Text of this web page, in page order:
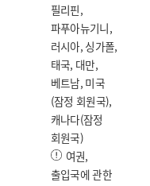
필리핀,
파푸아뉴기니,
러시아, 싱가폴,
태국, 대만,
베트남, 미국
(잠정 회원국),
캐나다(잠정
회원국)
여권,
출입국에 관한